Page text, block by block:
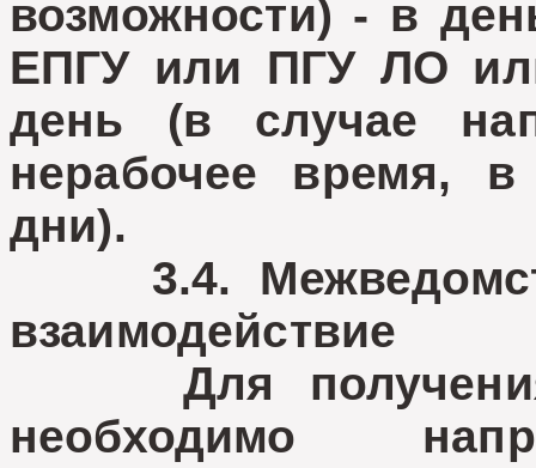
возможности) - в
ЕПГУ или ПГУ ЛО
день (в случае
нерабочее время,
дни).
3.4.
взаимодействие
Для получения
необходимо